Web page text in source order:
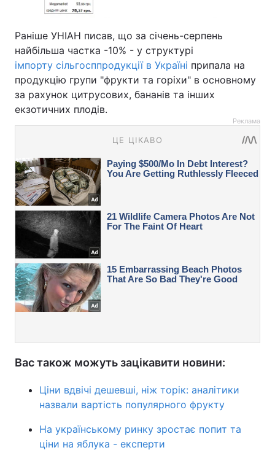
Раніше УНІАН писав, що за січень-серпень
найбільша частка -10% - у структурі
імпорту сільгосппродукції в Україні припала на
продукцію групи "фрукти та горіхи" в основному
за рахунок цитрусових, бананів та інших
екзотичних плодів.
Реклама
Вас також можуть зацікавити новини:
Ціни вдвічі дешевші, ніж торік: аналітики
назвали вартість популярного фрукту
На українському ринку зростає попит та
ціни на яблука - експерти